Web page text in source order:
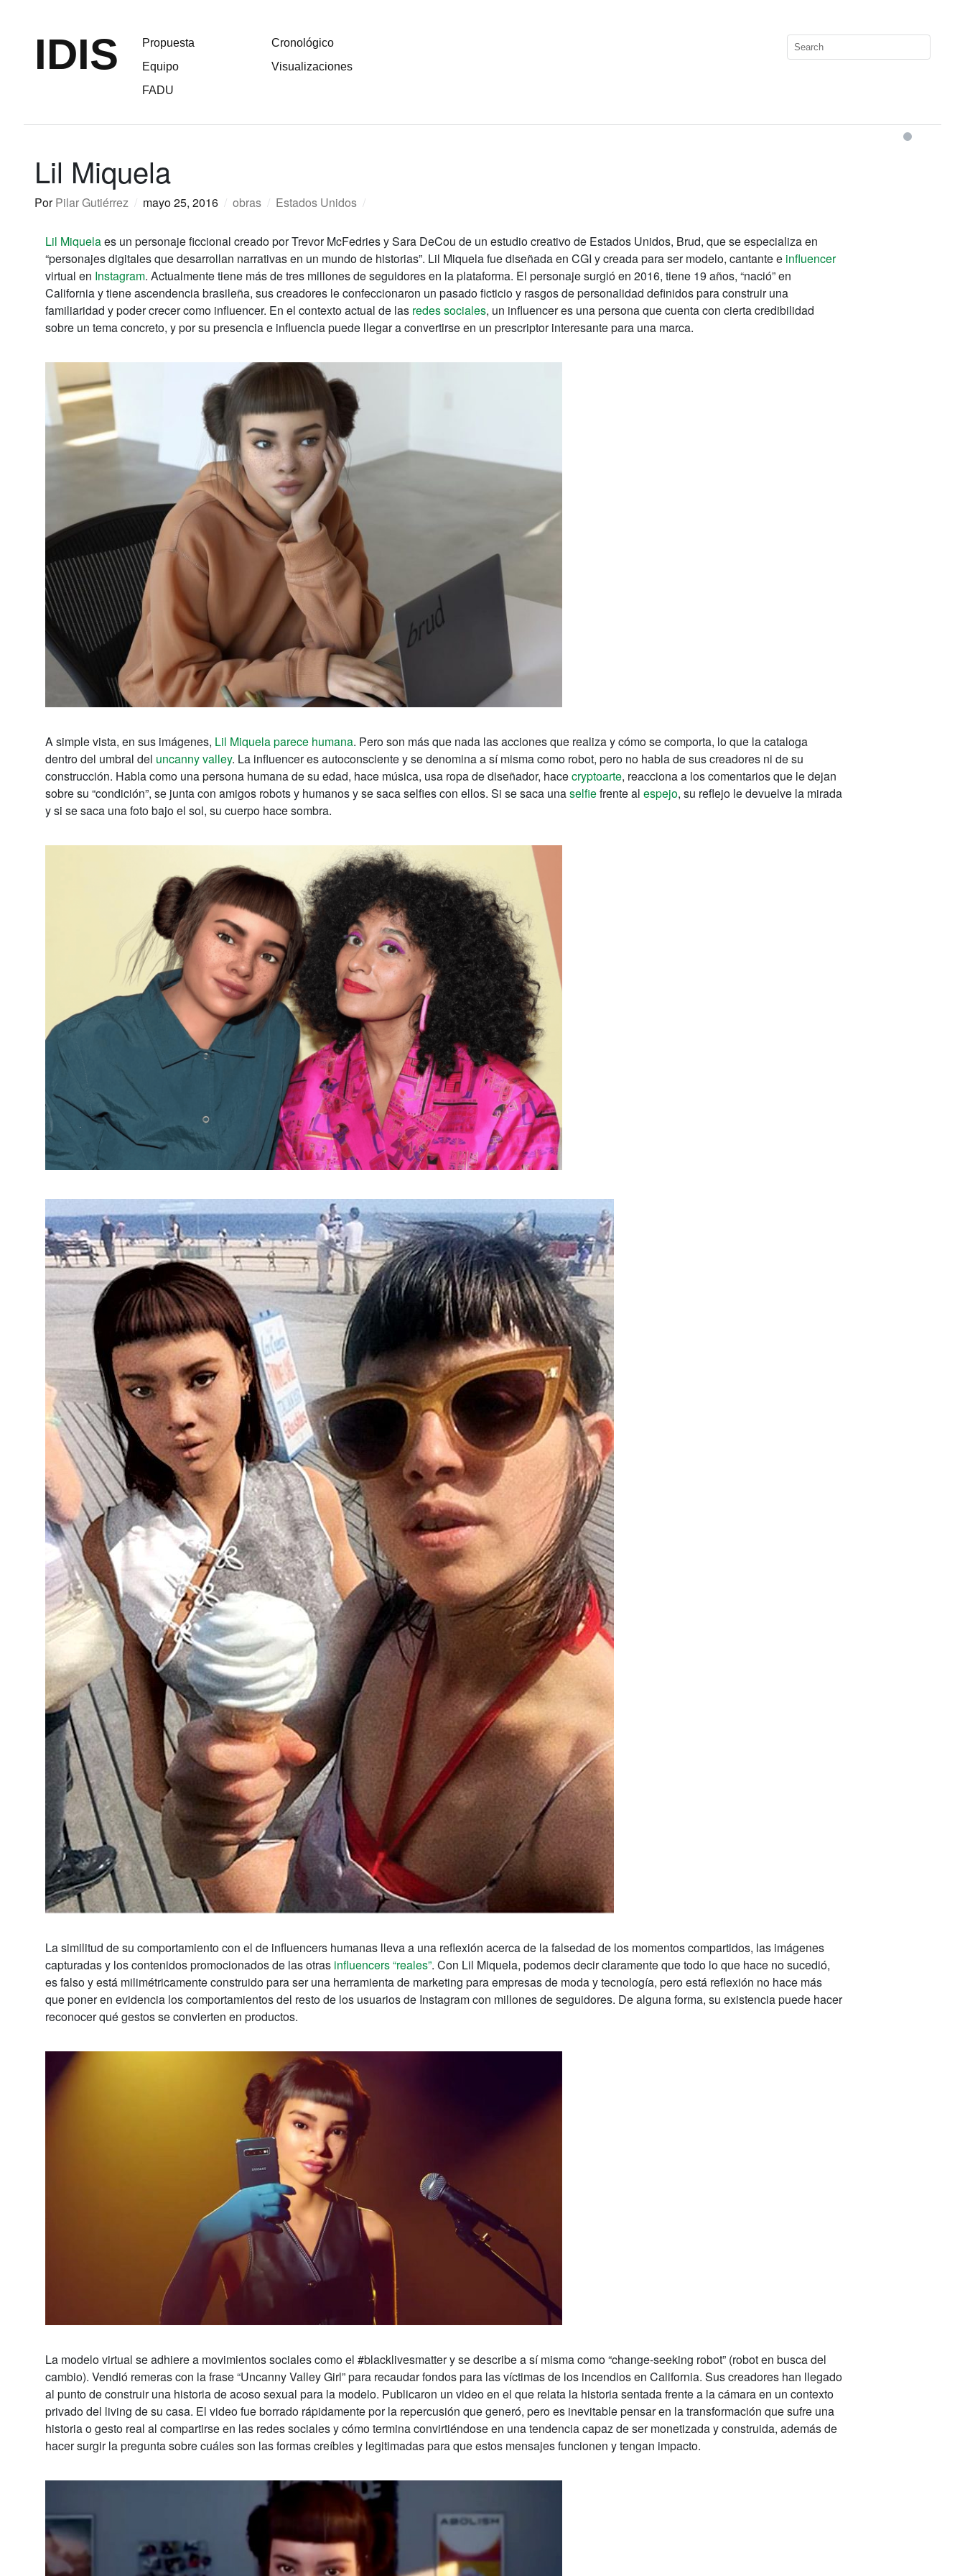
IDIS
Propuesta
Equipo
FADU
Cronológico
Visualizaciones
Lil Miquela
PorPilar Gutiérrez / mayo 25, 2016 / obras / Estados Unidos /
Lil Miquelaes un personaje ficcional creado por Trevor McFedries y Sara DeCou de un estudio creativo de Estados Unidos, Brud, que se especializa en
“personajes digitales que desarrollan narrativas en un mundo de historias”. Lil Miquela fue diseñada en CGI y creada para ser modelo, cantante e influencer
virtual en Instagram. Actualmente tiene más de tres millones de seguidores en la plataforma. El personaje surgió en 2016, tiene 19 años, “nació” en
California y tiene ascendencia brasileña, sus creadores le confeccionaron un pasado ficticio y rasgos de personalidad definidos para construir una
familiaridad y poder crecer como influencer. En el contexto actual de las redes sociales, un influencer es una persona que cuenta con cierta credibilidad
sobre un tema concreto, y por su presencia e influencia puede llegar a convertirse en un prescriptor interesante para una marca.
A simple vista, en sus imágenes, Lil Miquela parece humana. Pero son más que nada las acciones que realiza y cómo se comporta, lo que la cataloga
dentro del umbral del uncanny valley. La influencer es autoconsciente y se denomina a sí misma como robot, pero no habla de sus creadores ni de su
construcción. Habla como una persona humana de su edad, hace música, usa ropa de diseñador, hacecryptoarte, reacciona a los comentarios que le dejan
sobre su “condición”, se junta con amigos robots y humanos y se saca selfies con ellos. Si se saca unaselfiefrente al espejo, su reflejo le devuelve la mirada
y si se saca una foto bajo el sol, su cuerpo hace sombra.
La similitud de su comportamiento con el de influencers humanas lleva a una reflexión acerca de la falsedad de los momentos compartidos, las imágenes
capturadas y los contenidos promocionados de las otras influencers “reales”. Con Lil Miquela, podemos decir claramente que todo lo que hace no sucedió,
es falso y está milimétricamente construido para ser una herramienta de marketing para empresas de moda y tecnología, pero está reflexión no hace más
que poner en evidencia los comportamientos del resto de los usuarios de Instagram con millones de seguidores. De alguna forma, su existencia puede hacer
reconocer qué gestos se convierten en productos.
La modelo virtual se adhiere a movimientos sociales como el #blacklivesmatter y se describe a sí misma como “change-seeking robot” (robot en busca del
cambio). Vendió remeras con la frase “Uncanny Valley Girl” para recaudar fondos para las víctimas de los incendios en California. Sus creadores han llegado
al punto de construir una historia de acoso sexual para la modelo. Publicaron un video en el que relata la historia sentada frente a la cámara en un contexto
privado del living de su casa. El video fue borrado rápidamente por la repercusión que generó, pero es inevitable pensar en la transformación que sufre una
historia o gesto real al compartirse en las redes sociales y cómo termina convirtiéndose en una tendencia capaz de ser monetizada y construida, además de
hacer surgir la pregunta sobre cuáles son las formas creíbles y legitimadas para que estos mensajes funcionen y tengan impacto.